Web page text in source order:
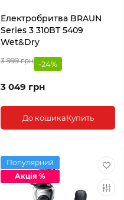
Електробритва BRAUN
Series 3 310BT 5409
Wet&Dry
3 999 грн -24%
3 049 грн
До кошикаКупить
Популярний
Акція %